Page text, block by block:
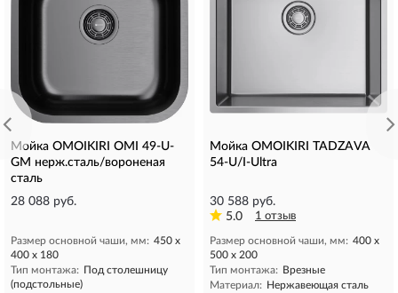
Мойка OMOIKIRI OMI 49-U-
GM нерж.сталь/вороненая
сталь
28 088 руб.
Размер основной чаши, мм: 450 х
400 х 180
Тип монтажа: Под столешницу
(подстольные)
Мойка OMOIKIRI TADZAVA
54-U/I-Ultra
30 588 руб.
5.0
1 отзыв
Размер основной чаши, мм: 400 х
500 х 200
Тип монтажа: Врезные
Материал: Нержавеющая сталь